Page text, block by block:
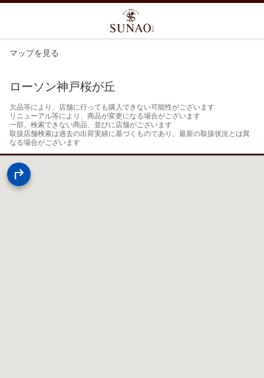
マップを見る
ローソン神戸桜が丘
欠品等により、店舗に行っても購入できない可能性がございます
リニューアル等により、商品が変更になる場合がございます
一部、検索できない商品、並びに店舗がございます
取扱店舗検索は過去の出荷実績に基づくものであり、最新の取扱状況とは異
なる場合がございます